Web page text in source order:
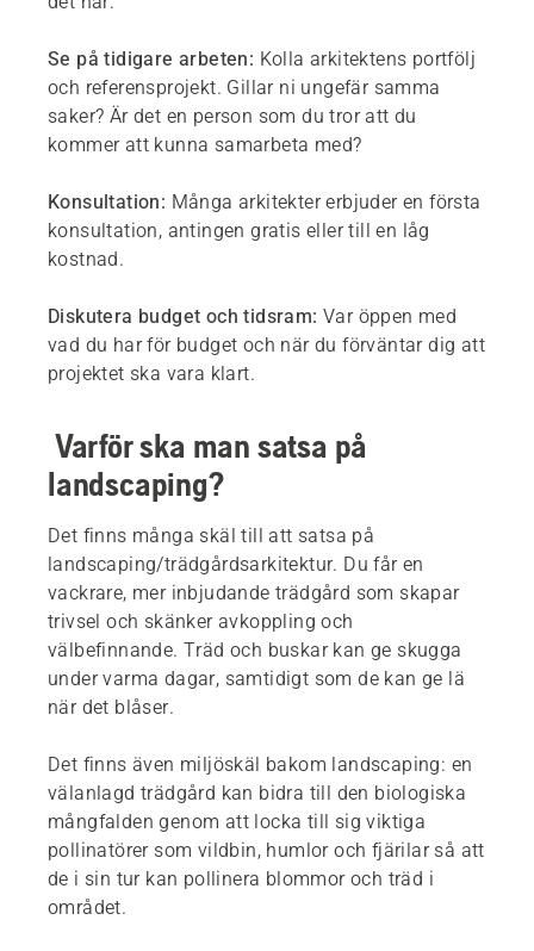
Se på tidigare arbeten: Kolla arkitektens portfölj
och referensprojekt. Gillar ni ungefär samma
saker? Är det en person som du tror att du
kommer att kunna samarbeta med?
Konsultation: Många arkitekter erbjuder en första
konsultation, antingen gratis eller till en låg
kostnad.
Diskutera budget och tidsram: Var öppen med
vad du har för budget och när du förväntar dig att
projektet ska vara klart.
Varför ska man satsa på
landscaping?
Det finns många skäl till att satsa på
landscaping/trädgårdsarkitektur. Du får en
vackrare, mer inbjudande trädgård som skapar
trivsel och skänker avkoppling och
välbefinnande. Träd och buskar kan ge skugga
under varma dagar, samtidigt som de kan ge lä
när det blåser.
Det finns även miljöskäl bakom landscaping: en
välanlagd trädgård kan bidra till den biologiska
mångfalden genom att locka till sig viktiga
pollinatörer som vildbin, humlor och fjärilar så att
de i sin tur kan pollinera blommor och träd i
området.